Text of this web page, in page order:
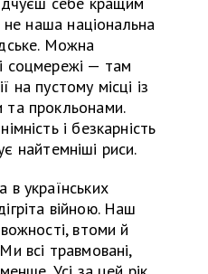
наша національна
Можна
соцмережі — там
на пустому місці із
прокльонами.
і безкарність
найтемніші риси.
українських
війною. Наш
втоми й
всі травмовані,